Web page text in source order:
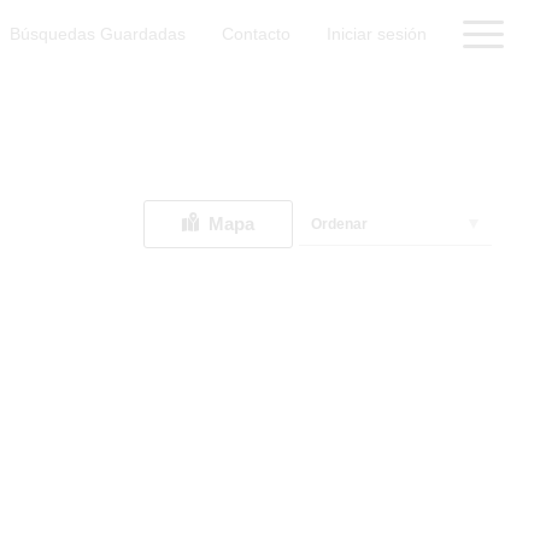
Búsquedas Guardadas Contacto Iniciar sesión
Mapa Ordenar